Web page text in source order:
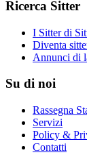
Ricerca Sitter
I Sitter di
Diventa
Annunci di
Su di noi
Rassegna
Servizi
Policy &
Contatti